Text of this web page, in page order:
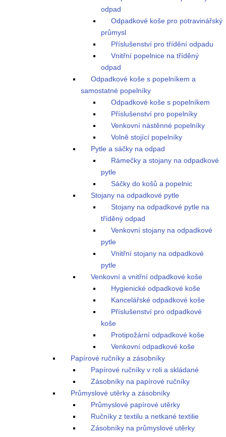
odpad
Odpadkové koše pro potravinářský
průmysl
Příslušenství pro třídění odpadu
Vnitřní popelnice na tříděný
odpad
Odpadkové koše s popelníkem a
samostatné popelníky
Odpadkové koše s popelníkem
Příslušenství pro popelníky
Venkovní nástěnné popelníky
Volně stojící popelníky
Pytle a sáčky na odpad
Rámečky a stojany na odpadkové
pytle
Sáčky do košů a popelnic
Stojany na odpadkové pytle
Stojany na odpadkové pytle na
tříděný odpad
Venkovní stojany na odpadkové
pytle
Vnitřní stojany na odpadkové
pytle
Venkovní a vnitřní odpadkové koše
Hygienické odpadkové koše
Kancelářské odpadkové koše
Příslušenství pro odpadkové
koše
Protipožární odpadkové koše
Venkovní odpadkové koše
Papírové ručníky a zásobníky
Papírové ručníky v roli a skládané
Zásobníky na papírové ručníky
Průmyslové utěrky a zásobníky
Průmyslové papírové utěrky
Ručníky z textilu a netkané textilie
Zásobníky na průmyslové utěrky